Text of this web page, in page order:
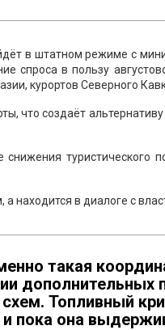
в штатном режиме с
спроса в пользу
курортов Северного
что создаёт альтернативу
снижения туристического
находится в диалоге с
такая
дополнительных
Топливный
и пока она